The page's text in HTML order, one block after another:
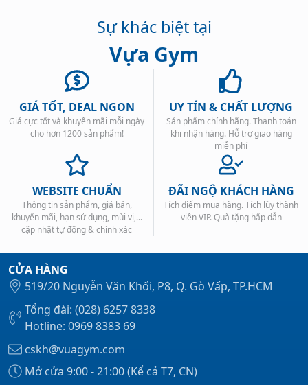
Sự khác biệt tại
Vựa Gym
GIÁ TỐT, DEAL NGON
Giá cực tốt và khuyến mãi mỗi ngày
cho hơn 1200 sản phẩm!
UY TÍN & CHẤT LƯỢNG
Sản phẩm chính hãng. Thanh toán
khi nhận hàng. Hỗ trợ giao hàng
miễn phí
WEBSITE CHUẨN
Thông tin sản phẩm, giá bán,
khuyến mãi, hạn sử dụng, mùi vị,...
cập nhật tự động & chính xác
ĐÃI NGỘ KHÁCH HÀNG
Tích điểm mua hàng. Tích lũy thành
viên VIP. Quà tặng hấp dẫn
CỬA HÀNG
519/20 Nguyễn Văn Khối, P8, Q. Gò Vấp, TP.HCM
Tổng đài: (028) 6257 8338
Hotline: 0969 8383 69
cskh@vuagym.com
Mở cửa 9:00 - 21:00 (Kể cả T7, CN)